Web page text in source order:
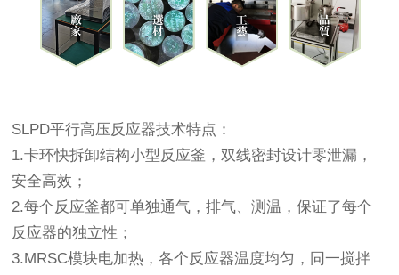
SLPD平行高压反应器技术特点：
1.卡环快拆卸结构小型反应釜，双线密封设计零泄漏，
安全高效；
2.每个反应釜都可单独通气，排气、测温，保证了每个
反应器的独立性；
3.MRSC模块电加热，各个反应器温度均匀，同一搅拌